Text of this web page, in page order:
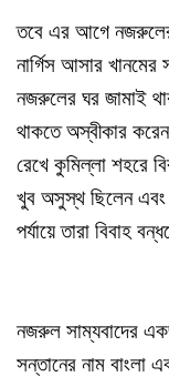
তবে এর আগে
নার্গিস আসার
নজরুলের ঘর জামাই
থাকতে অস্বীকার
রেখে কুমিল্লা শহরে
খুব অসুস্থ ছিলেন এবং
পর্যায়ে তারা বিবাহ
নজরুল সাম্যবাদের
সন্তানের নাম বাংলা